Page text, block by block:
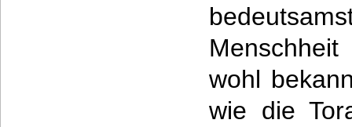
wohl
wie die